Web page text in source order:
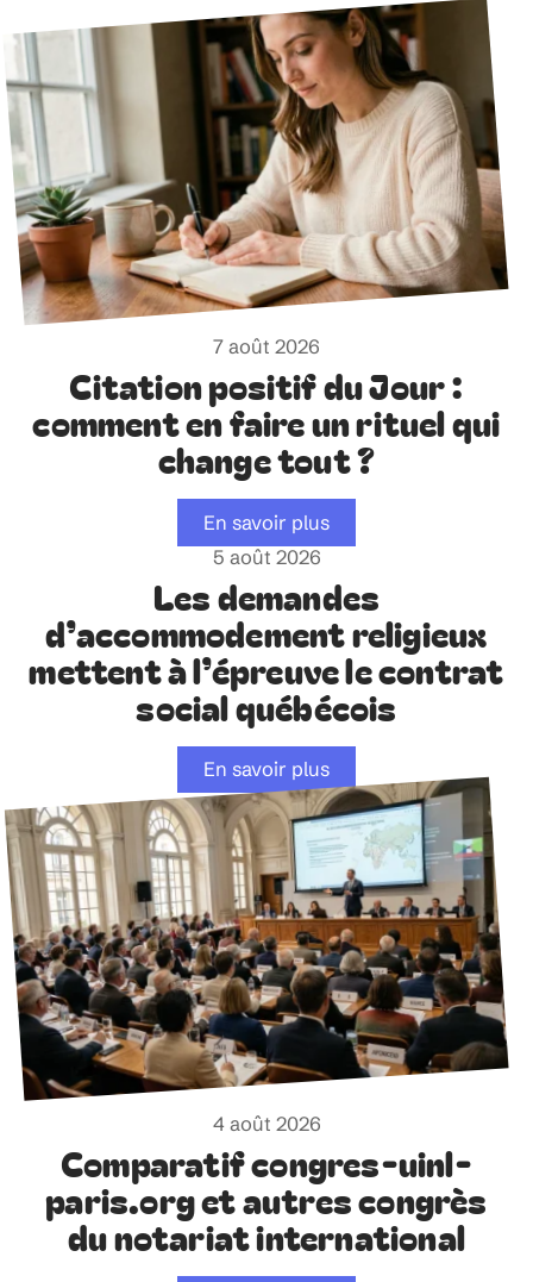
7 août 2026
Citation positif du Jour :
comment en faire un rituel qui
change tout ?
En savoir plus
5 août 2026
Les demandes
d’accommodement religieux
mettent à l’épreuve le contrat
social québécois
En savoir plus
4 août 2026
Comparatif congres-uinl-
paris.org et autres congrès
du notariat international